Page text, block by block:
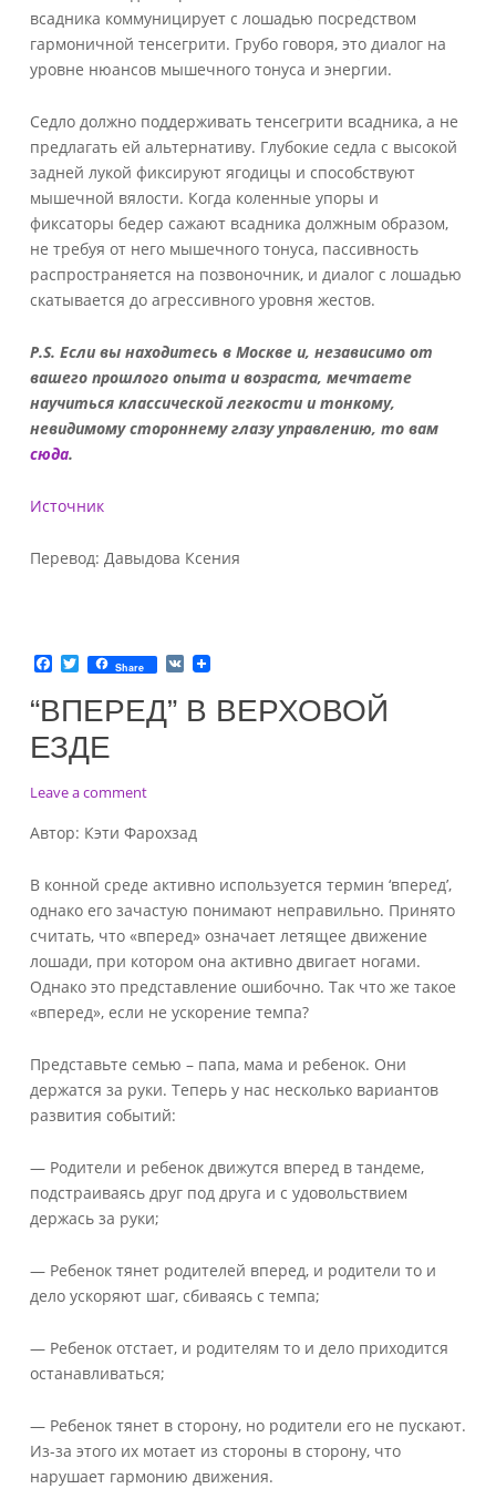
всадника коммуницирует с лошадью посредством
гармоничной тенсегрити. Грубо говоря, это диалог на
уровне нюансов мышечного тонуса и энергии.
Седло должно поддерживать тенсегрити всадника, а не
предлагать ей альтернативу. Глубокие седла с высокой
задней лукой фиксируют ягодицы и способствуют
мышечной вялости. Когда коленные упоры и
фиксаторы бедер сажают всадника должным образом,
не требуя от него мышечного тонуса, пассивность
распространяется на позвоночник, и диалог с лошадью
скатывается до агрессивного уровня жестов.
P.S. Если вы находитесь в Москве и, независимо от
вашего прошлого опыта и возраста, мечтаете
научиться классической легкости и тонкому,
невидимому стороннему глазу управлению, то вам
сюда.
Источник
Перевод: Давыдова Ксения
F
a
c
e
b
o
k
T
w
i
t
t
e
Share V
K
“ВПЕРЕД” В ВЕРХОВОЙ
ЕЗДЕ
Leave a commenton
в
езде
Автор: Кэти Фарохзад
В конной среде активно используется термин ‘вперед’,
однако его зачастую понимают неправильно. Принято
считать, что «вперед» означает летящее движение
лошади, при котором она активно двигает ногами.
Однако это представление ошибочно. Так что же такое
«вперед», если не ускорение темпа?
Представьте семью – папа, мама и ребенок. Они
держатся за руки. Теперь у нас несколько вариантов
развития событий:
— Родители и ребенок движутся вперед в тандеме,
подстраиваясь друг под друга и с удовольствием
держась за руки;
— Ребенок тянет родителей вперед, и родители то и
дело ускоряют шаг, сбиваясь с темпа;
— Ребенок отстает, и родителям то и дело приходится
останавливаться;
— Ребенок тянет в сторону, но родители его не пускают.
Из-за этого их мотает из стороны в сторону, что
нарушает гармонию движения.